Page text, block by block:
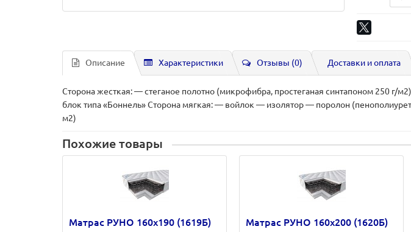
Описание Характеристики Отзывы (0) Доставки и оплата
Сторона жесткая: — стеганое полотно (микрофибра, простеганая синтапоном 250
блок типа «Боннель» Сторона мягкая: — войлок — изолятор — поролон
м2)
Похожие товары
Матрас РУНО 160х190 (1619Б) Матрас РУНО 160х200 (1620Б)